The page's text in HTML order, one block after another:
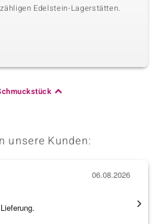
Edelstein-Lagerstätten.
unsere Kunden:
06.08.2026